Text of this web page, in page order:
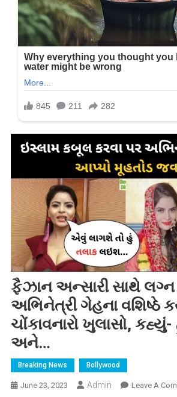
ફૈઝાન અન્સારી સાથે લગ્ન
અભિનેત્રી ગેહના વશિષ્ઠે
ચોંકાવનારો ખુલાસો, કહ્યું-
અને…
Breaking News Bollywood
June 23, 2023 Admin Leave A